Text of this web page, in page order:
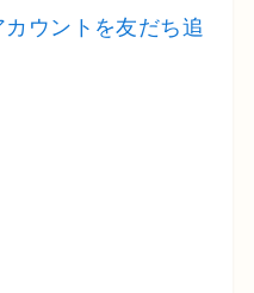
ウントを友だち追